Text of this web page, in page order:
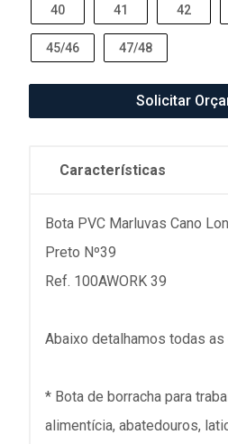
40 41 42
45/46 47/48
Solicitar
Características
Bota PVC Marluvas Cano
Preto Nº39
Ref. 100AWORK 39
Abaixo detalhamos todas
* Bota de borracha para
alimentícia, abatedouros,